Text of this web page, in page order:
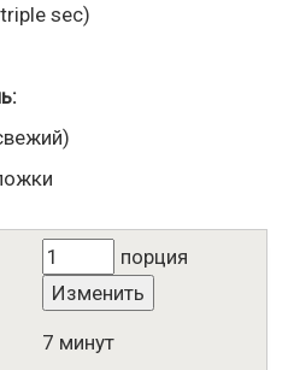
sec)
порция
Изменить
7 минут